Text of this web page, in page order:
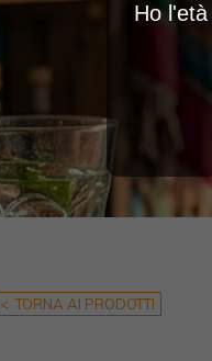
< TORNA AI PRODOTTI
Ho